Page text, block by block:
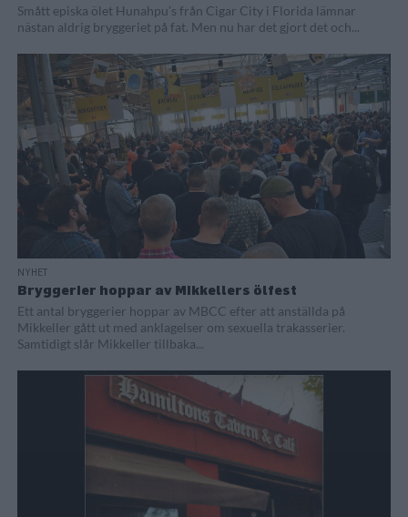
Smått episka ölet Hunahpu’s från Cigar City i Florida lämnar
nästan aldrig bryggeriet på fat. Men nu har det gjort det och...
NYHET
Bryggerier hoppar av Mikkellers ölfest
Ett antal bryggerier hoppar av MBCC efter att anställda på
Mikkeller gått ut med anklagelser om sexuella trakasserier.
Samtidigt slår Mikkeller tillbaka...